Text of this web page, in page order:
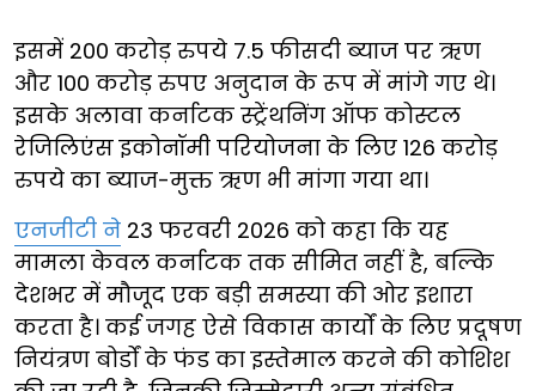
इसमें 200 करोड़ रुपये 7.5 फीसदी ब्याज पर ऋण
और 100 करोड़ रुपए अनुदान के रूप में मांगे गए थे।
इसके अलावा कर्नाटक स्ट्रेंथनिंग ऑफ कोस्टल
रेजिलिएंस इकोनॉमी परियोजना के लिए 126 करोड़
रुपये का ब्याज-मुक्त ऋण भी मांगा गया था।
एनजीटी ने 23 फरवरी 2026 को कहा कि यह
मामला केवल कर्नाटक तक सीमित नहीं है, बल्कि
देशभर में मौजूद एक बड़ी समस्या की ओर इशारा
करता है। कई जगह ऐसे विकास कार्यों के लिए प्रदूषण
नियंत्रण बोर्डों के फंड का इस्तेमाल करने की कोशिश